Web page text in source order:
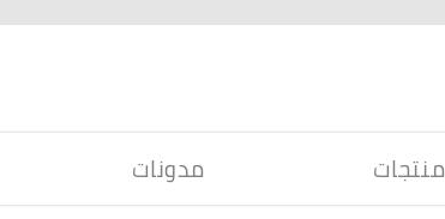
منتجات مدونات